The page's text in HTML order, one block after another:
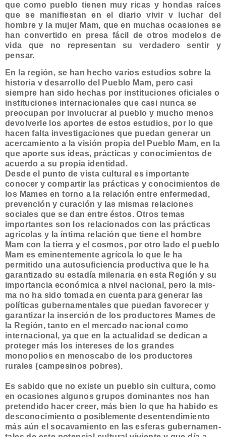
que como pueblo tie­nen muy ricas y hondas raíces
que se manifiestan en el diario vivir v luchar del
hombre y la mujer Mam, que en muchas ocasiones se
han convertido en presa fácil de otros modelos de
vida que no representan su verdadero sentir y
pensar.
En la región, se han hecho varios estudios sobre la
historia v desarrollo del Pueblo Mam, pero casi
siempre han sido hechas por instituciones oficiales o
instituciones internacionales que casi nunca se
preocupan por involucrar al pueblo y mucho menos
devolverle los aportes de estos estudios, por lo que
hacen falta investiga­ciones que puedan generar un
acercamiento a la visión propia del Pueblo Mam, en la
que aporte sus ideas, prácticas y conocimientos de
acuerdo a su propia identidad.
Desde el punto de vista cultural es importante
conocer y compartir las prácticas y conocimientos de
los Mames en torno a la relación entre enfermedad,
pre­vención y curación y las mismas relaciones
sociales que se dan entreés­tos. Otros temas
importantes son los relacionados con las prácticas
agrí­colas y la íntima relación que tiene el hombre
Mam con la tierra y el cos­mos, por otro lado el pueblo
Mam es eminentemente agrícola lo que le ha
permitido una autosuficiencia productiva que le ha
garantizado su estadía milenaria en esta Región y su
importancia económica a nivel nacional, pero la mis­
ma no ha sido tomada en cuenta para generar las
políticas gubernamentales que puedan favorecer y
garantizar la inserción de los productores Mames de
la Región, tanto en el mercado nacional como
internacional, ya que en la actualidad se dedican a
proteger más los intereses de los grandes
monopolios en menoscabo de los productores
rurales (cam­pesinos pobres).
Es sabido que no existe un pueblo sin cultura, como
en ocasiones algunos grupos domi­nantes nos han
pretendido hacer creer, más bien lo que ha habido es
desconocimientoo posiblementedesentendimiento
más aún el socavamiento en las esferas gubernamen­